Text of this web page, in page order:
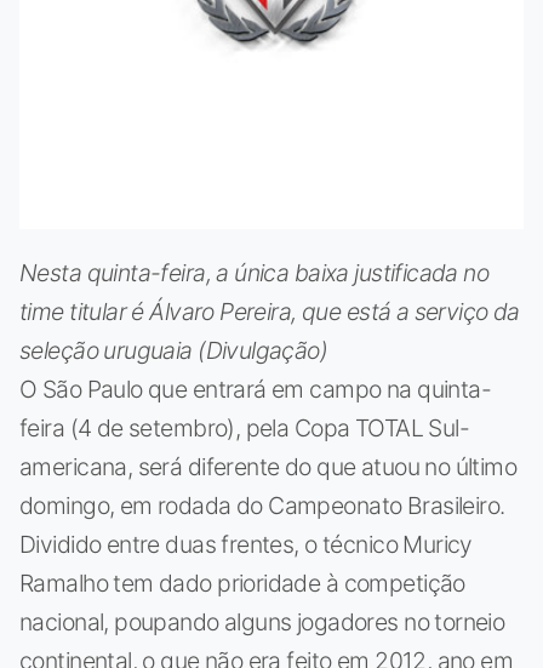
Nesta quinta-feira, a única baixa justificada no
time titular é Álvaro Pereira, que está a serviço da
seleção uruguaia (Divulgação)
O São Paulo que entrará em campo na quinta-
feira (4 de setembro), pela Copa TOTAL Sul-
americana, será diferente do que atuou no último
domingo, em rodada do Campeonato Brasileiro.
Dividido entre duas frentes, o técnico Muricy
Ramalho tem dado prioridade à competição
nacional, poupando alguns jogadores no torneio
continental, o que não era feito em 2012, ano em